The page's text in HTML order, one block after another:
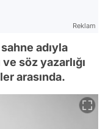
Reklam
adıyla
söz yazarlığı
arasında.